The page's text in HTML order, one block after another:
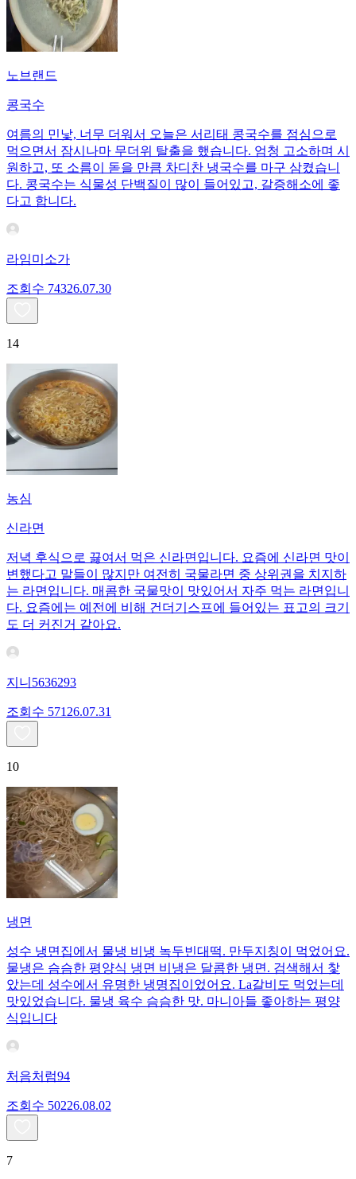
노브랜드
콩국수
여름의 민낯, 너무 더워서 오늘은 서리태 콩국수를 점심으로
먹으면서 잠시나마 무더위 탈출을 했습니다. 엄청 고소하며 시
원하고, 또 소름이 돋을 만큼 차디찬 냉국수를 마구 삼켰습니
다. 콩국수는 식물성 단백질이 많이 들어있고, 갈증해소에 좋
다고 합니다.
라임미소가
조회수 74326.07.30
14
농심
신라면
저녁 후식으로 끓여서 먹은 신라면입니다. 요즘에 신라면 맛이
변했다고 말들이 많지만 여전히 국물라면 중 상위권을 치지하
는 라면입니다. 매콤한 국물맛이 맛있어서 자주 먹는 라면입니
다. 요즘에는 예전에 비해 건더기스프에 들어있는 표고의 크기
도 더 커진거 같아요.
지니5636293
조회수 571 26.07.31
10
냉면
성수 냉면집에서 물냉 비냉 녹두빈대떡. 만두지칭이 먹었어요.
물냉은 슴슴한 평양식 냉면 비냉은 달콤한 냉면. 검색해서 찿
았는데 성수에서 유명한 냉명집이었어요. La갈비도 먹었는데
맛있었습니다. 물냉 육수 슴슴한 맛. 마니아들 좋아하는 평양
식입니다
처음처럼94
조회수 50226.08.02
7